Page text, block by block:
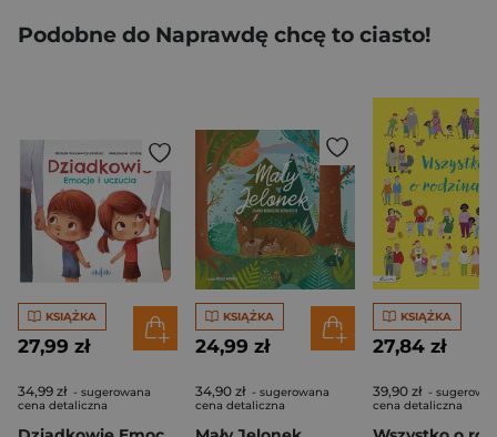
Podobne do Naprawdę chcę to ciasto!
KSIĄŻKA
27,99 zł
34,99 zł - sugerowana
cena detaliczna
KSIĄŻKA
24,99 zł
34,90 zł - sugerowana
cena detaliczna
KSIĄŻKA
27,84 zł
39,90 zł -
cena detaliczna